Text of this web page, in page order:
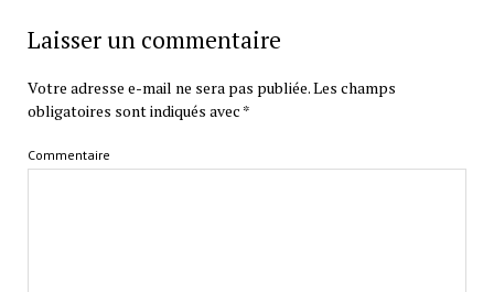
Laisser un commentaire
Votre adresse e-mail ne sera pas publiée.Les champs
obligatoires sont indiqués avec *
Commentaire